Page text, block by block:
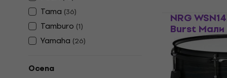
Tama (36)
Tamburo (1)
Yamaha (26)
Ocena
NRG
Burst
Мали бубањ
86,60 €
Na stanju u